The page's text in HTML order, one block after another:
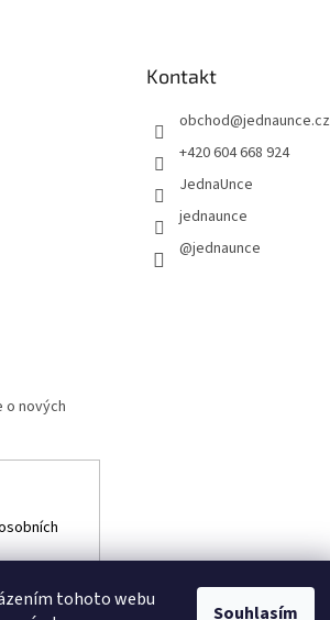
tohoto webu
Souhlasím
Kontakt
obchod@jednaunce.cz
+420 604 668 924
JednaUnce
jednaunce
@jednaunce
o nových